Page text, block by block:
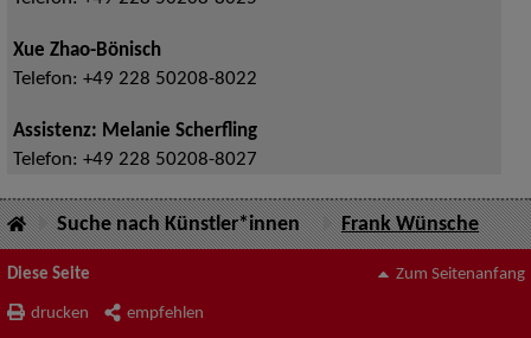
Xue Zhao-Bönisch
Telefon: +49 228 50208-8022
Assistenz: Melanie Scherfling
Telefon: +49 228 50208-8027
Suche nach Künstler*innen Frank Wünsche
Diese Seite
drucken empfehlen
Zum Seitenanfang